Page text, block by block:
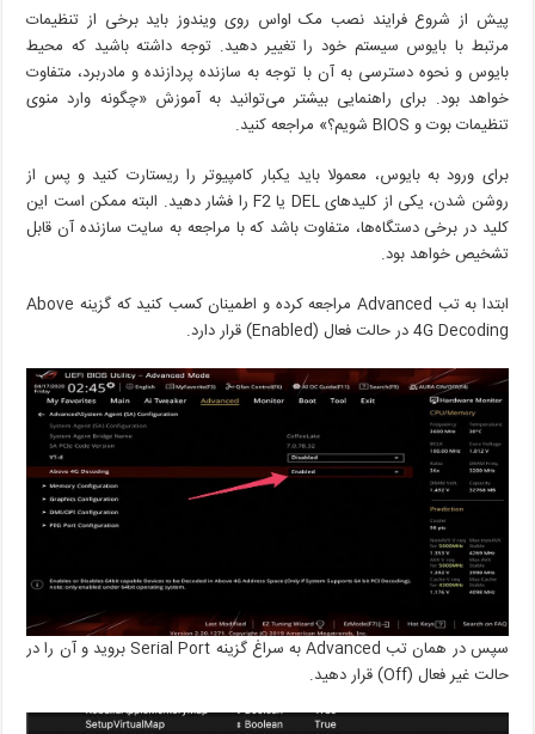
پیش از شروع فرایند نصب مک اواس روی ویندوز باید برخی از تنظیمات
مرتبط با بایوس سیستم خود را تغییر دهید. توجه داشته باشید که محیط
بایوس و نحوه دسترسی به آن با توجه به سازنده پردازنده و مادربرد، متفاوت
خواهد بود. برای راهنمایی بیشتر می‌توانید به آموزش «چگونه وارد منوی
تنظیمات بوت و BIOS شویم؟» مراجعه کنید.
برای ورود به بایوس، معمولا باید یکبار کامپیوتر را ریستارت کنید و پس از
روشن شدن، یکی از کلیدهای DEL یا F2 را فشار دهید. البته ممکن است این
کلید در برخی دستگاه‌ها، متفاوت باشد که با مراجعه به سایت سازنده آن قابل
تشخیص خواهد بود.
ابتدا به تب Advanced مراجعه کرده و اطمینان کسب کنید که گزینه Above
4G Decoding در حالت فعال (Enabled) قرار دارد.
سپس در همان تب Advanced به سراغ گزینه Serial Port بروید و آن را در
حالت غیر فعال (Off) قرار دهید.